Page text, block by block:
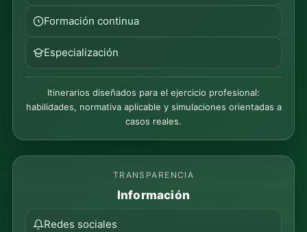
Formación continua
Especialización
Itinerarios diseñados para el ejercicio profesional:
habilidades, normativa aplicable y simulaciones orientadas a
casos reales.
TRANSPARENCIA
Información
Redes sociales